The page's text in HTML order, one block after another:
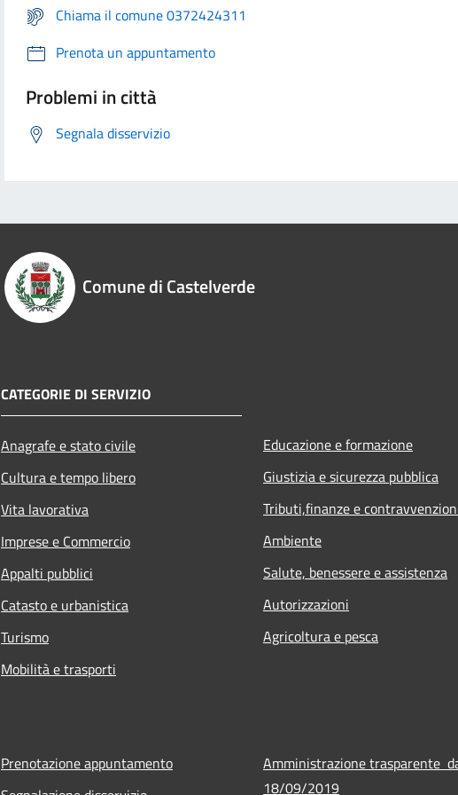
Chiama il comune 0372424311
Prenota un appuntamento
Problemi in città
Segnala disservizio
Comune di Castelverde
CATEGORIE DI SERVIZIO
Anagrafe e stato civile
Cultura e tempo libero
Vita lavorativa
Imprese e Commercio
Appalti pubblici
Catasto e urbanistica
Turismo
Mobilità e trasporti
Educazione e formazione
Giustizia e sicurezza pubblica
Tributi,finanze e
Ambiente
Salute, benessere e assistenza
Autorizzazioni
Agricoltura e pesca
Prenotazione appuntamento
Amministrazione trasparente
18/09/2019